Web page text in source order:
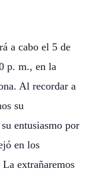
a cabo el 5 de
p. m., en la
Al recordar a
su
entusiasmo por
en los
extrañaremos